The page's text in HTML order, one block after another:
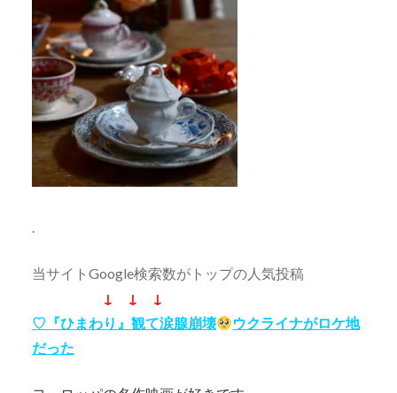
.
当サイトGoogle検索数がトップの人気投稿
↓ ↓ ↓
♡『ひまわり』観て涙腺崩壊
ウクライナがロケ地
だった